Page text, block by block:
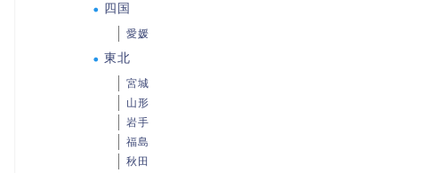
四国
愛媛
東北
宮城
山形
岩手
福島
秋田